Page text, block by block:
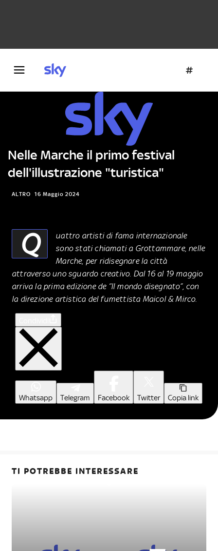
Nelle Marche il primo festival
dell'illustrazione "turistica"
ALTRO 16 Maggio 2024
Q
uattro artisti di fama internazionale
sono stati chiamati a Grottammare, nelle
Marche, per ridisegnare la città
attraverso uno sguardo creativo. Dal 16 al 19 maggio
arriva la prima edizione de “Il mondo disegnato”, con
la direzione artistica del fumettista Maicol & Mirco.
Whatsapp Telegram Facebook Twitter Copia link
TI POTREBBE INTERESSARE